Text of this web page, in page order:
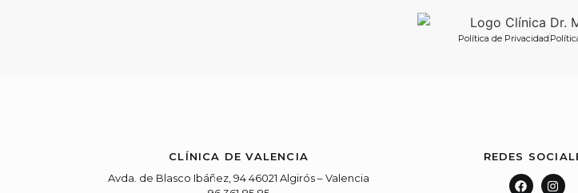
Política de Privacidad
CLÍNICA DE VALENCIA REDES
Avda. de Blasco Ibáñez, 94 46021 Algirós – Valencia